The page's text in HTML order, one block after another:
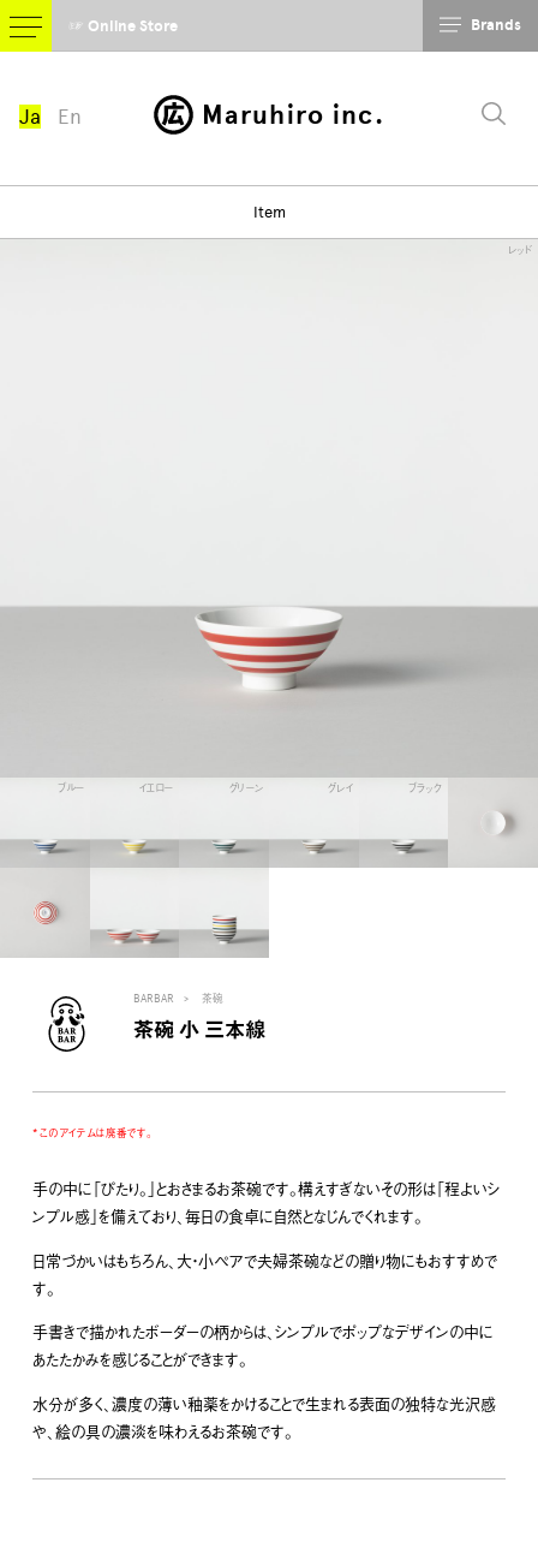
Maruhiro inc.
Ja En
☞ Online Store Brands
Item
レッド
ブルー イエロー グリーン グレイ ブラック
BARBAR 茶碗
茶碗 小 三本線
* このアイテムは廃番です。
手の中に「ぴたり。」とおさまるお茶碗です。構えすぎないその形は「程よいシ
ンプル感」を備えており、毎日の食卓に自然となじんでくれます。
日常づかいはもちろん、大・小ペアで夫婦茶碗などの贈り物にもおすすめで
す。
手書きで描かれたボーダーの柄からは、シンプルでポップなデザインの中に
あたたかみを感じることができます。
水分が多く、濃度の薄い釉薬をかけることで生まれる表面の独特な光沢感
や、絵の具の濃淡を味わえるお茶碗です。